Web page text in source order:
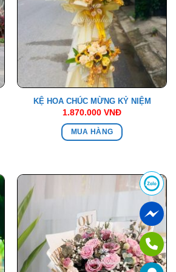
KỆ HOA CHÚC MỪNG KỶ NIỆM
1.870.000VNĐ
MUA HÀNG